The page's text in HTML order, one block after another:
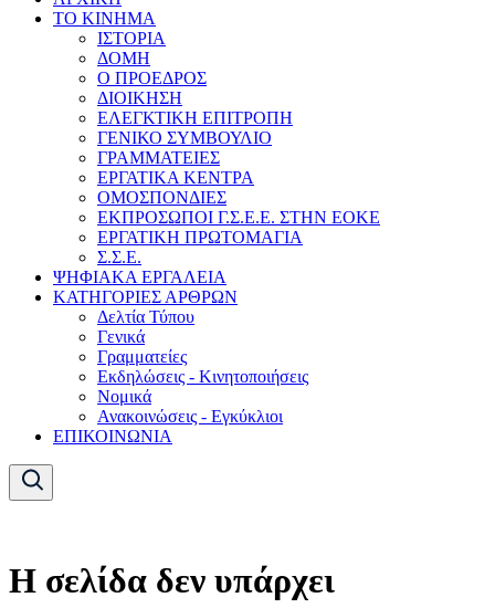
ΤΟ ΚΙΝΗΜΑ
ΙΣΤΟΡΙΑ
ΔΟΜΗ
Ο ΠΡΟΕΔΡΟΣ
ΔΙΟΙΚΗΣΗ
ΕΛΕΓΚΤΙΚΗ ΕΠΙΤΡΟΠΗ
ΓΕΝΙΚΟ ΣΥΜΒΟΥΛΙΟ
ΓΡΑΜΜΑΤΕΙΕΣ
ΕΡΓΑΤΙΚΑ ΚΕΝΤΡΑ
ΟΜΟΣΠΟΝΔΙΕΣ
ΕΚΠΡΟΣΩΠΟΙ Γ.Σ.Ε.Ε. ΣΤΗΝ ΕΟΚΕ
ΕΡΓΑΤΙΚΗ ΠΡΩΤΟΜΑΓΙΑ
Σ.Σ.Ε.
ΨΗΦΙΑΚΑ ΕΡΓΑΛΕΙΑ
ΚΑΤΗΓΟΡΙΕΣ ΑΡΘΡΩΝ
Δελτία Τύπου
Γενικά
Γραμματείες
Εκδηλώσεις - Κινητοποιήσεις
Νομικά
Ανακοινώσεις - Εγκύκλιοι
ΕΠΙΚΟΙΝΩΝΙΑ
Η σελίδα δεν υπάρχει